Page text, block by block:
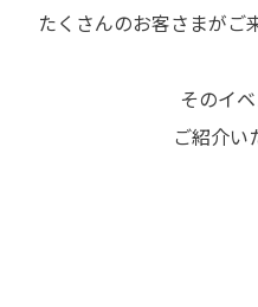
たくさんのお客さまがご
そのイ
ご紹介い